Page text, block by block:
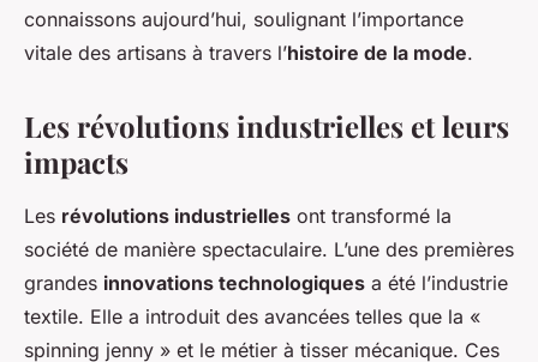
connaissons aujourd’hui, soulignant l’importance
vitale des artisans à travers l’histoire de la mode.
Les révolutions industrielles et leurs
impacts
Les révolutions industrielles ont transformé la
société de manière spectaculaire. L’une des premières
grandes innovations technologiques a été l’industrie
textile. Elle a introduit des avancées telles que la «
spinning jenny » et le métier à tisser mécanique. Ces